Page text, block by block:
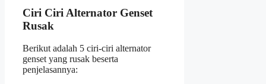
Ciri Ciri Alternator Genset
Rusak
Berikut adalah 5 ciri-ciri alternator
genset yang rusak beserta
penjelasannya: